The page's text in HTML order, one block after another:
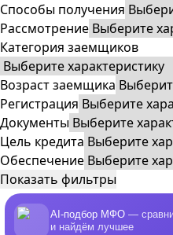
Способы получения
Рассмотрение
Категория заемщиков
Возраст заемщика
Регистрация
Документы
Цель кредита
Обеспечение
Показать фильтры
AI-подбор МФО —
и найдём лучшее